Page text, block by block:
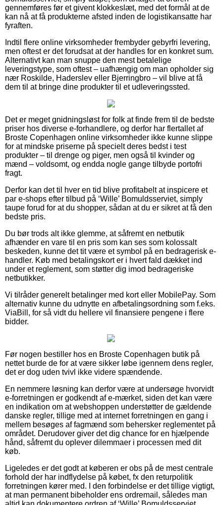
gennemføres før et givent klokkeslæt, med det formål at de
kan nå at få produkterne afsted inden de logistikansatte har
fyraften.
Indtil flere online virksomheder frembyder gebyrfri levering,
men oftest er det forudsat at der handles for en konkret sum.
Alternativt kan man snuppe den mest betalelige
leveringstype, som oftest – uafhængig om man opholder sig
nær Roskilde, Haderslev eller Bjerringbro – vil blive at få
dem til at bringe dine produkter til et udleveringssted.
Det er meget gnidningsløst for folk at finde frem til de bedste
priser hos diverse e-forhandlere, og derfor har flertallet af
Broste Copenhagen online virksomheder ikke kunne slippe
for at mindske priserne på specielt deres bedst i test
produkter – til drenge og piger, men også til kvinder og
mænd – voldsomt, og endda nogle gange tilbyde portofri
fragt.
Derfor kan det til hver en tid blive profitabelt at inspicere et
par e-shops efter tilbud på ‘Wille’ Bomuldsserviet, simply
taupe forud for at du shopper, sådan at du er sikret at få den
bedste pris.
Du bør trods alt ikke glemme, at såfremt en netbutik
afhænder en vare til en pris som kan ses som kolossalt
beskeden, kunne det tit være et symbol på en bedragerisk e-
handler. Køb med betalingskort er i hvert fald dækket ind
under et reglement, som støtter dig imod bedrageriske
netbutikker.
Vi tilråder generelt betalinger med kort eller MobilePay. Som
alternativ kunne du udnytte en afbetalingsordning som f.eks.
ViaBill, for så vidt du hellere vil finansiere pengene i flere
bidder.
Før nogen bestiller hos en Broste Copenhagen butik på
nettet burde de for at være sikker løbe igennem dens regler,
det er dog uden tvivl ikke videre spændende.
En nemmere løsning kan derfor være at undersøge hvorvidt
e-forretningen er godkendt af e-mærket, siden det kan være
en indikation om at webshoppen understøtter de gældende
danske regler, tillige med at internet forretningen en gang i
mellem besøges af fagmænd som behersker reglementet på
området. Derudover giver det dig chance for en hjælpende
hånd, såfremt du oplever dilemmaer i processen med dit
køb.
Ligeledes er det godt at køberen er obs på de mest centrale
forhold der har indflydelse på købet, fx den returpolitik
forretningen kører med. I den forbindelse er det tillige vigtigt,
at man permanent bibeholder ens ordremail, således man